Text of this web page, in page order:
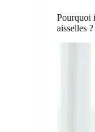
Pourquoi
aisselles